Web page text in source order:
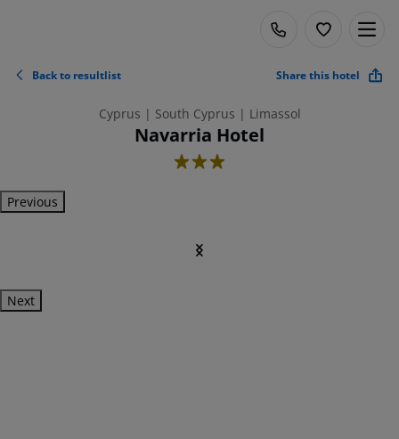
Back to resultlist Share this hotel
Cyprus | South Cyprus | Limassol
Navarria Hotel
3
Previous
Next